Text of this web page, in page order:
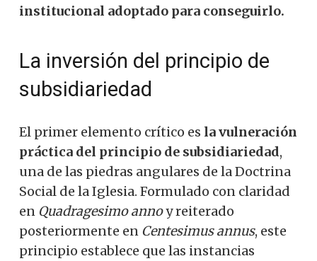
institucional adoptado para conseguirlo.
La inversión del principio de
subsidiariedad
El primer elemento crítico es la vulneración
práctica del principio de subsidiariedad,
una de las piedras angulares de la Doctrina
Social de la Iglesia. Formulado con claridad
en Quadragesimo annoy reiterado
posteriormente en Centesimus annus, este
principio establece que las instancias